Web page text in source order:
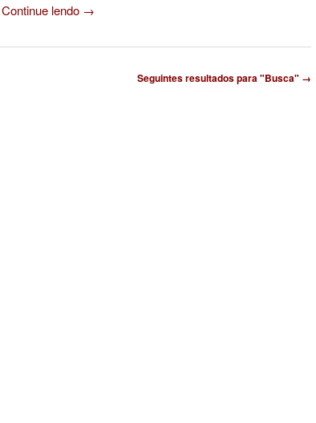
Continue lendo →
Seguintes resultados para "Busca" →